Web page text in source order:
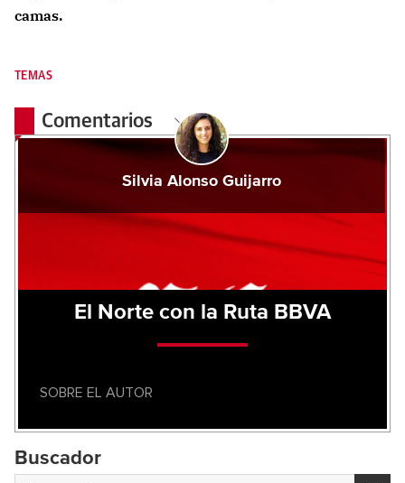
camas.
TEMAS
Comentarios
Silvia Alonso Guijarro
El Norte con la Ruta BBVA
SOBRE EL AUTOR
Buscador